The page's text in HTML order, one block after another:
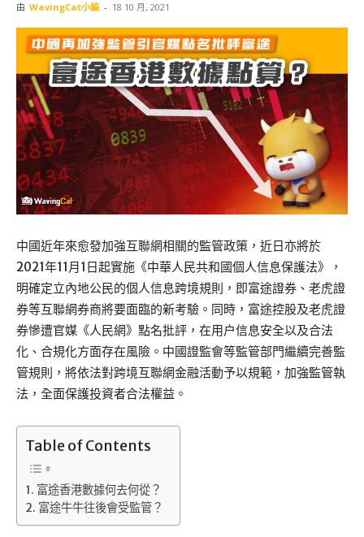
由 WavingCat小編 - 18 10 月, 2021
中國近年來愈發加強互聯網相關的監管政策，近日亦將於
2021年11月1日起實施《中華人民共和國個人信息保護法》，
明確定立內地公民的個人信息跨境規則，即富途證券、老虎證
券等互聯網券商將要面臨的新考驗。同時，富途控股及老虎證
券慘遭官媒《人民網》點名批評，在用户信息安全以及合法
化、合規化方面存在風險。中國證監會等監管部門繼續完善監
管規則，將依法對跨境互聯網金融活動予以規範，加強監管執
法，全面保護投資者合法權益。
Table of Contents
富途香港數據何去何從？
富途牛牛往後會受監管？